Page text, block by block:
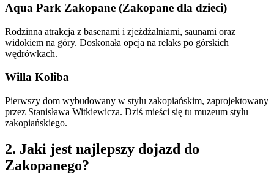
Aqua Park Zakopane (Zakopane dla dzieci)
Rodzinna atrakcja z basenami i zjeżdżalniami, saunami oraz
widokiem na góry. Doskonała opcja na relaks po górskich
wędrówkach.
Willa Koliba
Pierwszy dom wybudowany w stylu zakopiańskim, zaprojektowany
przez Stanisława Witkiewicza. Dziś mieści się tu muzeum stylu
zakopiańskiego.
2. Jaki jest najlepszy dojazd do
Zakopanego?